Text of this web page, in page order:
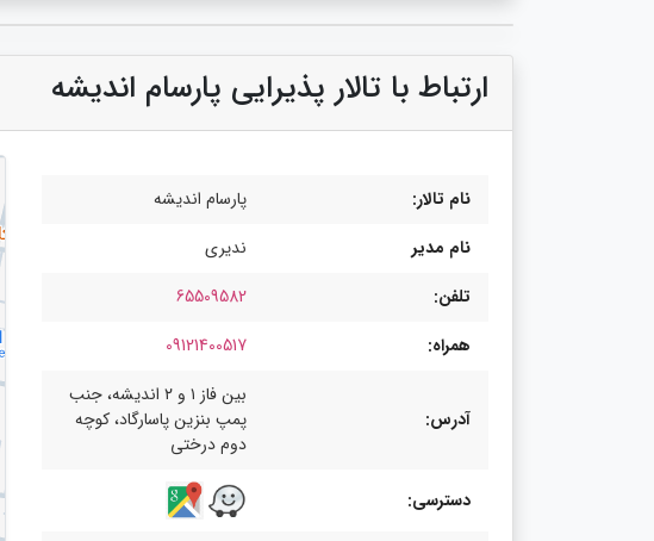
ارتباط با تالار پذیرایی پارسام اندیشه
نام تالار:
پارسام اندیشه
نام مدیر
ندیری
تلفن:
65509582
همراه:
09121400517
آدرس:
بین فاز ۱ و ۲ اندیشه، جنب
پمپ بنزین پاسارگاد، کوچه
دوم درختی
دسترسی: